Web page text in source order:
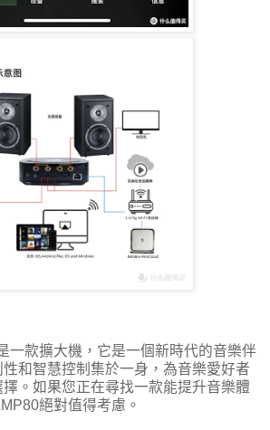
一款擴大機，它是一個新時代的音樂伴
和智慧控制集於一身，為音樂愛好者
。如果您正在尋找一款能提升音樂體
絕對值得考慮。